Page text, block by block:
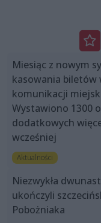
Miesiąc z nowym
kasowania biletów
komunikacji
Wystawiono 1300
dodatkowych
wcześniej
Aktualności
Niezwykła
ukończyli
Pobożniaka